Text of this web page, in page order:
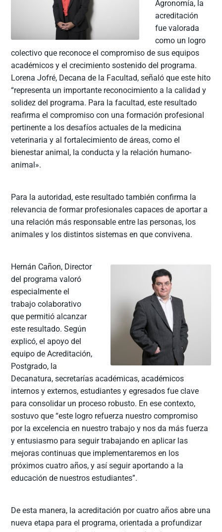
Agronomía, la
acreditación
fue valorada
como un logro
colectivo que reconoce el compromiso de sus equipos
académicos y el crecimiento sostenido del programa.
Lorena Jofré, Decana de la Facultad, señaló que este hito
“representa un importante reconocimiento a la calidad y
solidez del programa. Para la facultad, este resultado
reafirma el compromiso con una formación profesional
pertinente a los desafíos actuales de la medicina
veterinaria y al fortalecimiento de áreas, como el
bienestar animal, la conducta y la relación humano-
animal».
Para la autoridad, este resultado también confirma la
relevancia de formar profesionales capaces de aportar a
una relación más responsable entre las personas, los
animales y los distintos sistemas en que convivena.
Hernán Cañon, Director
del programa valoró
especialmente el
trabajo colaborativo
que permitió alcanzar
este resultado. Según
explicó, el apoyo del
equipo de Acreditación,
Postgrado, la
Decanatura, secretarías académicas, académicos
internos y externos, estudiantes y egresados fue clave
para consolidar un proceso robusto. En ese contexto,
sostuvo que “este logro refuerza nuestro compromiso
por la excelencia en nuestro trabajo y nos da más fuerza
y entusiasmo para seguir trabajando en aplicar las
mejoras continuas que implementaremos en los
próximos cuatro años, y así seguir aportando a la
educación de nuestros estudiantes”.
De esta manera, la acreditación por cuatro años abre una
nueva etapa para el programa, orientada a profundizar